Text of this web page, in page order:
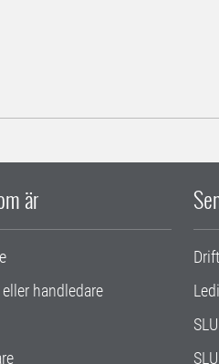
är
handledare